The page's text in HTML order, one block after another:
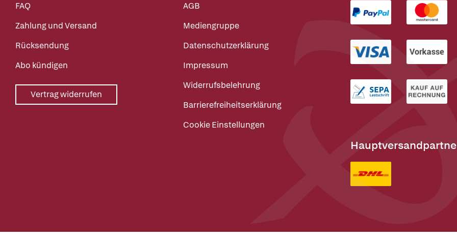
FAQ
Zahlung und Versand
Rücksendung
Abo kündigen
Vertrag widerrufen
AGB
Mediengruppe
Datenschutzerklärung
Impressum
Widerrufsbelehrung
Barrierefreiheitserklärung
Cookie Einstellungen